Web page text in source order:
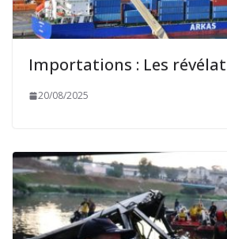
Importations : Les
20/08/2025